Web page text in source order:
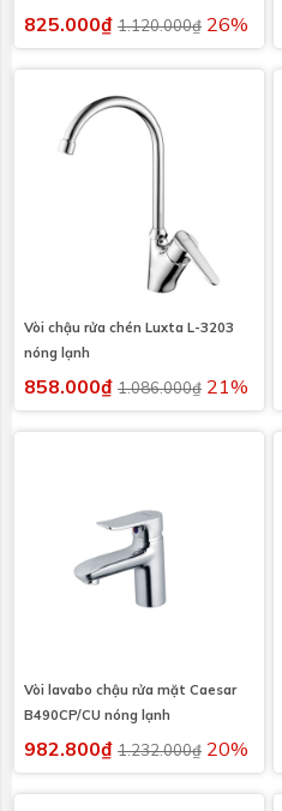
825.000₫ 1.120.000₫ 26%
Vòi chậu rửa chén Luxta L-3203
nóng lạnh
858.000₫ 1.086.000₫ 21%
Vòi lavabo chậu rửa mặt Caesar
B490CP/CU nóng lạnh
982.800₫ 1.232.000₫ 20%